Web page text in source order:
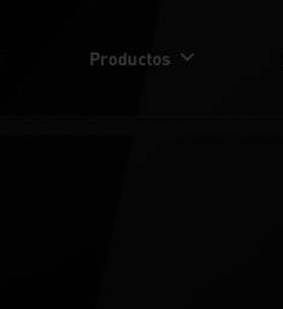
Productos